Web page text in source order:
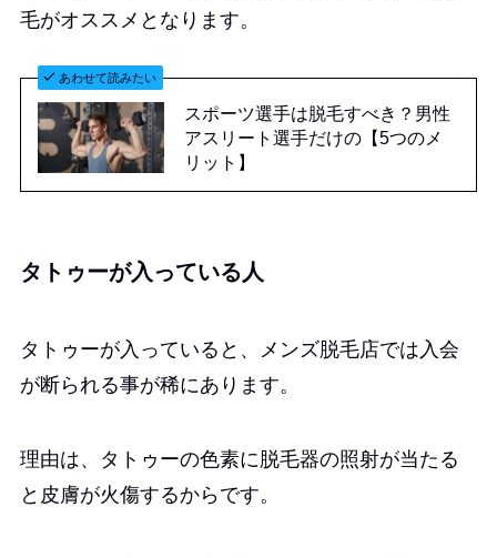
毛がオススメとなります。
あわせて読みたい
スポーツ選手は脱毛すべき？男性
アスリート選手だけの【5つのメ
リット】
タトゥーが入っている人
タトゥーが入っていると、メンズ脱毛店では入会
が断られる事が稀にあります。
理由は、タトゥーの色素に脱毛器の照射が当たる
と皮膚が火傷するからです。